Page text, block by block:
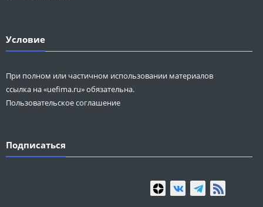
Условие
При полном или частичном использовании материалов
ссылка на «uefima.ru» обязательна.
Пользовательское соглашение
Подписаться